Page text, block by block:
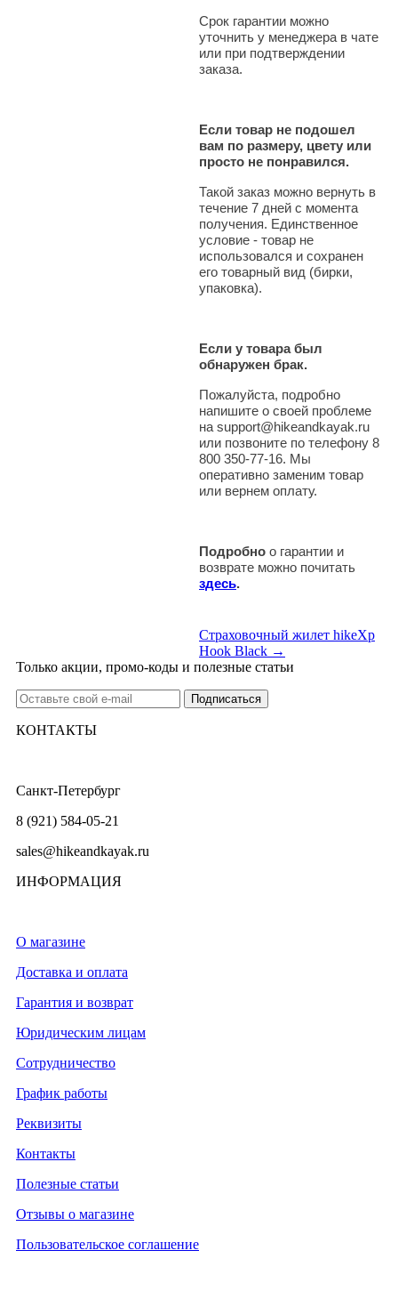
Срок гарантии можно
уточнить у менеджера в чате
или при подтверждении
заказа.
Если товар не подошел
вам по размеру, цвету или
просто не понравился.
Такой заказ можно вернуть в
течение 7 дней с момента
получения. Единственное
условие - товар не
использовался и сохранен
его товарный вид (бирки,
упаковка).
Если у товара был
обнаружен брак.
Пожалуйста, подробно
напишите о своей проблеме
на support@hikeandkayak.ru
или позвоните по телефону 8
800 350-77-16. Мы
оперативно заменим товар
или вернем оплату.
Подробно о гарантии и
возврате можно почитать
здесь.
Страховочный жилет hikeXp
Hook Black →
Только акции, промо-коды и полезные статьи
КОНТАКТЫ
Санкт-Петербург
8 (921) 584-05-21
sales@hikeandkayak.ru
ИНФОРМАЦИЯ
О магазине
Доставка и оплата
Гарантия и возврат
Юридическим лицам
Сотрудничество
График работы
Реквизиты
Контакты
Полезные статьи
Отзывы о магазине
Пользовательское соглашение